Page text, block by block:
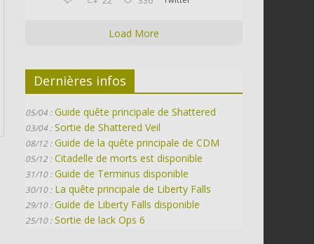
Load More
Dernières infos
05/04 : Guide quête principale de Shattered
03/04 : Sortie de Shattered Veil
08/12 : Guide de la quête principale de CDM
05/12 : Citadelle de morts est disponible
31/10 : Guide de Terminus disponible
30/10 : La quête principale de Liberty Falls
29/10 : Guide de Liberty Falls disponible
25/10 : Sortie de lack Ops 6